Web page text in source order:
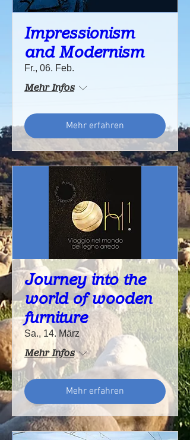
Impressionism
and Modernism
Fr., 06. Feb.
Mehr Infos
Mehr erfahren
Journey into the
world of wooden
furniture
Sa., 14. März
Mehr Infos
Mehr erfahren